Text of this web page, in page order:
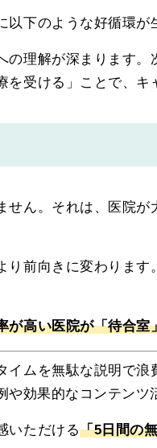
下のような好循環が
理解が深まります
受ける」ことで、キ
ん。それは、医院
り前向きに変わりま
が高い医院が「待合室
イムを無駄な説明で
効果的なコンテン
いただける「5日間の